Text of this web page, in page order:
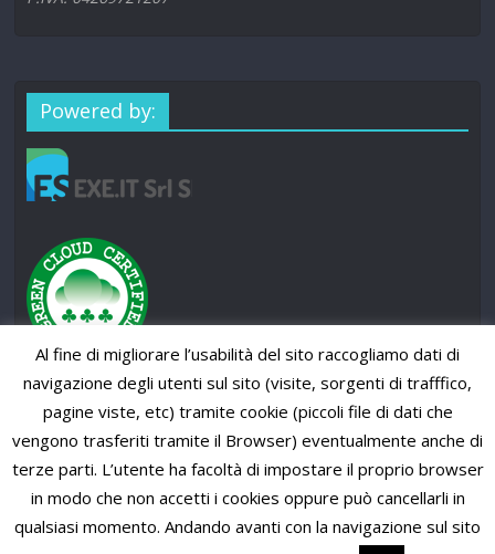
Powered by:
Copyright © 2026SUP News Magazine. All rights reserved.
Al fine di migliorare l’usabilità del sito raccogliamo dati di
navigazione degli utenti sul sito (visite, sorgenti di trafffico,
pagine viste, etc) tramite cookie (piccoli file di dati che
vengono trasferiti tramite il Browser) eventualmente anche di
terze parti. L’utente ha facoltà di impostare il proprio browser
in modo che non accetti i cookies oppure può cancellarli in
qualsiasi momento. Andando avanti con la navigazione sul sito